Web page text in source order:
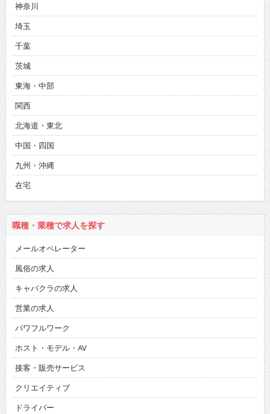
神奈川
埼玉
千葉
茨城
東海・中部
関西
北海道・東北
中国・四国
九州・沖縄
在宅
職種・業種で求人を探す
メールオペレーター
風俗の求人
キャバクラの求人
営業の求人
パワフルワーク
ホスト・モデル・AV
接客・販売サービス
クリエイティブ
ドライバー